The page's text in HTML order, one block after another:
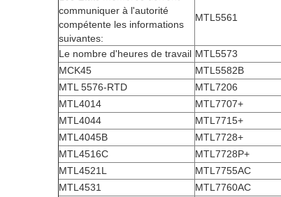
communiquer à l'autorité
compétente les informations
suivantes:
MTL5561
Le nombre d'heures de travail MTL5573
MCK45
MTL5582B
MTL 5576-RTD
MTL7206
MTL4014
MTL7707+
MTL4044
MTL7715+
MTL4045B
MTL7728+
MTL4516C
MTL7728P+
MTL4521L
MTL7755AC
MTL4531
MTL7760AC